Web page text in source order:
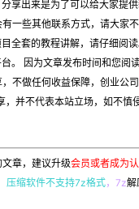
享出来是为了可以给大家提
一些其他联系方式，请大家
全套的教程讲解，请仔细阅
。 因为文章发布时间和您阅
不做任何收益保障，创业公
，并不代表本站立场，如不
文章，建议升级会员或者成为
压缩软件不支持7z格式，7z解